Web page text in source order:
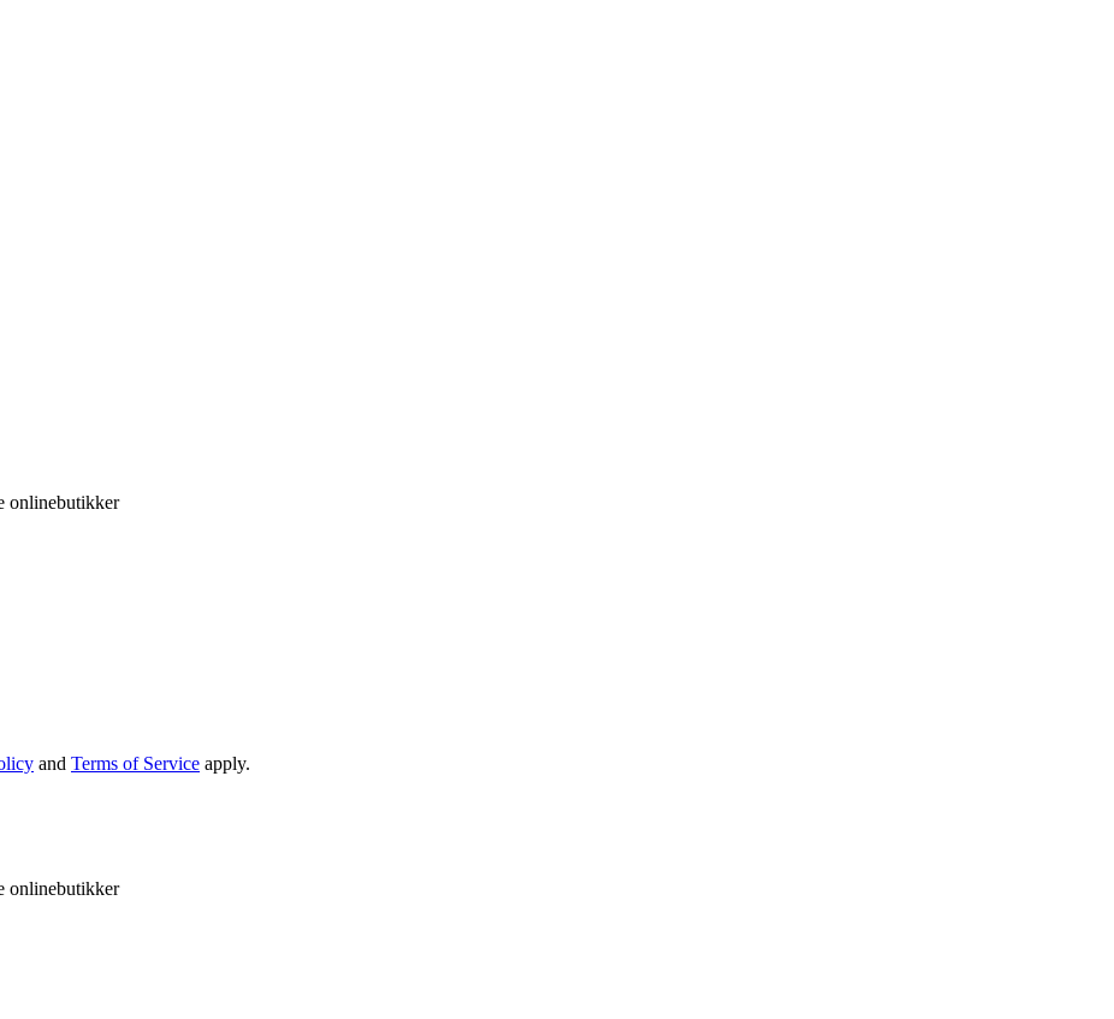
onlinebutikker
and Terms of Service apply.
onlinebutikker